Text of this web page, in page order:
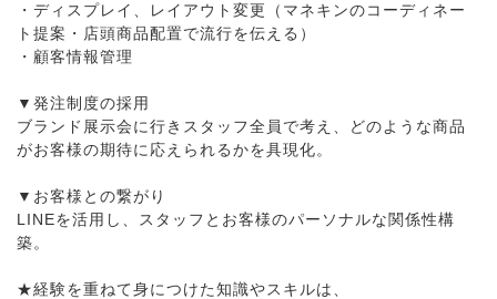
・ディスプレイ、レイアウト変更（マネキンのコーディネー
ト提案・店頭商品配置で流行を伝える）
・顧客情報管理
▼発注制度の採用
ブランド展示会に行きスタッフ全員で考え、どのような商品
がお客様の期待に応えられるかを具現化。
▼お客様との繋がり
LINEを活用し、スタッフとお客様のパーソナルな関係性構
築。
★経験を重ねて身につけた知識やスキルは、